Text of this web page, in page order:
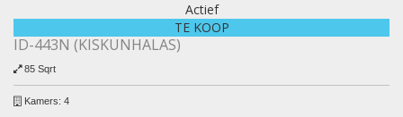
Actief
TE KOOP
ID-443N (KISKUNHALAS)
85 Sqrt
Kamers: 4